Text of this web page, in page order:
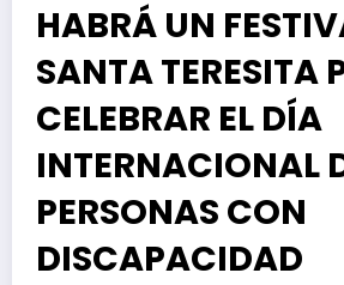
HABRÁ UN
SANTA TERESITA
CELEBRAR EL DÍA
INTERNACIONAL
PERSONAS CON
DISCAPACIDAD